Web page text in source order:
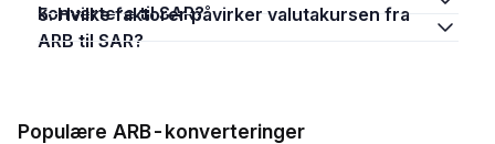
konvertere til SAR?
5. Hvilke faktorer påvirker valutakursen fra
ARB til SAR?
Populære ARB-konverteringer